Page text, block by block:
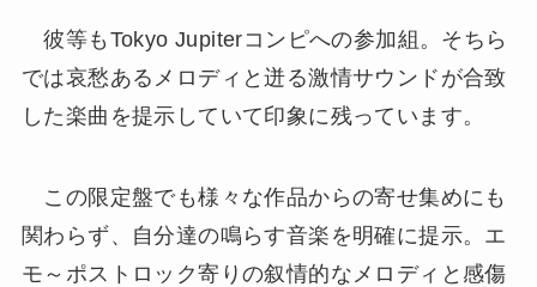
彼等もTokyo Jupiterコンピへの参加組。そちら
では哀愁あるメロディと迸る激情サウンドが合致
した楽曲を提示していて印象に残っています。
この限定盤でも様々な作品からの寄せ集めにも
関わらず、自分達の鳴らす音楽を明確に提示。エ
モ～ポストロック寄りの叙情的なメロディと感傷